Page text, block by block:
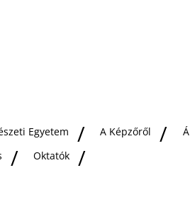
Egyetem A Képzőről
Oktatók